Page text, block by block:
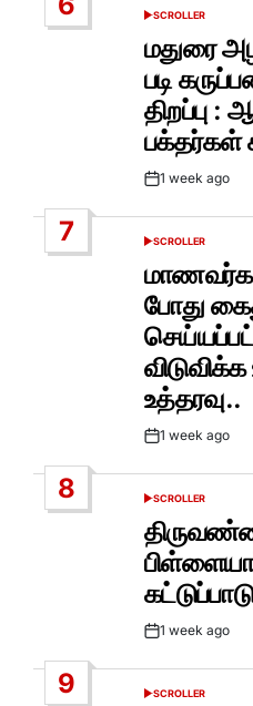
POSTED
SCROLLER
மதுரை
படி
திறப்பு
பக்தர்கள்
Post1 week ago
7
POSTED
SCROLLER
போது
உத்தரவு..
Post1 week ago
8
POSTED
SCROLLER
Post1 week ago
9
POSTED
SCROLLER